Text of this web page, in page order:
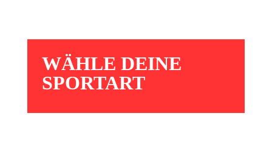
WÄHLE DEINE
SPORTART